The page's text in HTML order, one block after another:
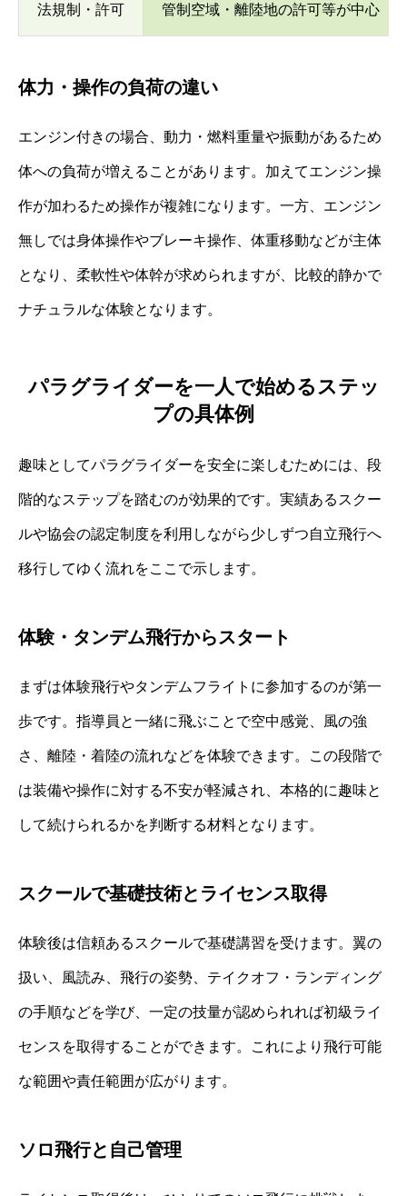
法規制・許可 管制空域・離陸地の許可等が中心
体力・操作の負荷の違い
エンジン付きの場合、動力・燃料重量や振動があるため
体への負荷が増えることがあります。加えてエンジン操
作が加わるため操作が複雑になります。一方、エンジン
無しでは身体操作やブレーキ操作、体重移動などが主体
となり、柔軟性や体幹が求められますが、比較的静かで
ナチュラルな体験となります。
パラグライダーを一人で始めるステッ
プの具体例
趣味としてパラグライダーを安全に楽しむためには、段
階的なステップを踏むのが効果的です。実績あるスクー
ルや協会の認定制度を利用しながら少しずつ自立飛行へ
移行してゆく流れをここで示します。
体験・タンデム飛行からスタート
まずは体験飛行やタンデムフライトに参加するのが第一
歩です。指導員と一緒に飛ぶことで空中感覚、風の強
さ、離陸・着陸の流れなどを体験できます。この段階で
は装備や操作に対する不安が軽減され、本格的に趣味と
して続けられるかを判断する材料となります。
スクールで基礎技術とライセンス取得
体験後は信頼あるスクールで基礎講習を受けます。翼の
扱い、風読み、飛行の姿勢、テイクオフ・ランディング
の手順などを学び、一定の技量が認められれば初級ライ
センスを取得することができます。これにより飛行可能
な範囲や責任範囲が広がります。
ソロ飛行と自己管理